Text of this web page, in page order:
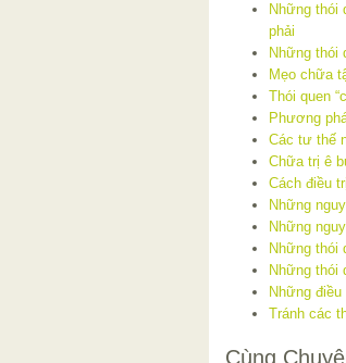
Những thói
phải
Những thói
Mẹo chữa
Thói quen
Phương
Các tư thế
Chữa trị ê
Cách điều
Những
Những
Những thói
Những thói
Những
Tránh các
Cùng